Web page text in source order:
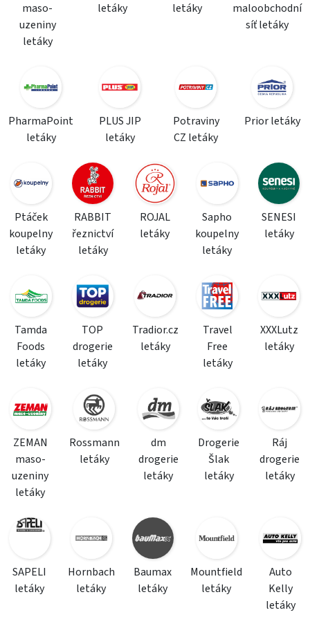
maso-
uzeniny
letáky
letáky
letáky
maloobchodní
síť letáky
PharmaPoint
letáky
PLUS JIP
letáky
Potraviny
CZ letáky
Prior letáky
Ptáček
koupelny
letáky
RABBIT
řeznictví
letáky
ROJAL
letáky
Sapho
koupelny
letáky
SENESI
letáky
Tamda
Foods
letáky
TOP
drogerie
letáky
Tradior.cz
letáky
Travel
Free
letáky
XXXLutz
letáky
ZEMAN
maso-
uzeniny
letáky
Rossmann
letáky
dm
drogerie
letáky
Drogerie
Šlak
letáky
Ráj
drogerie
letáky
SAPELI
letáky
Hornbach
letáky
Baumax
letáky
Mountfield
letáky
Auto
Kelly
letáky